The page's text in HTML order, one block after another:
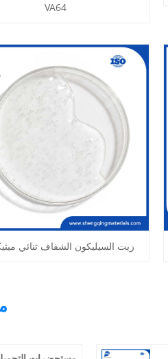
VA64
زيت السيليكون الشفاف ثنائي